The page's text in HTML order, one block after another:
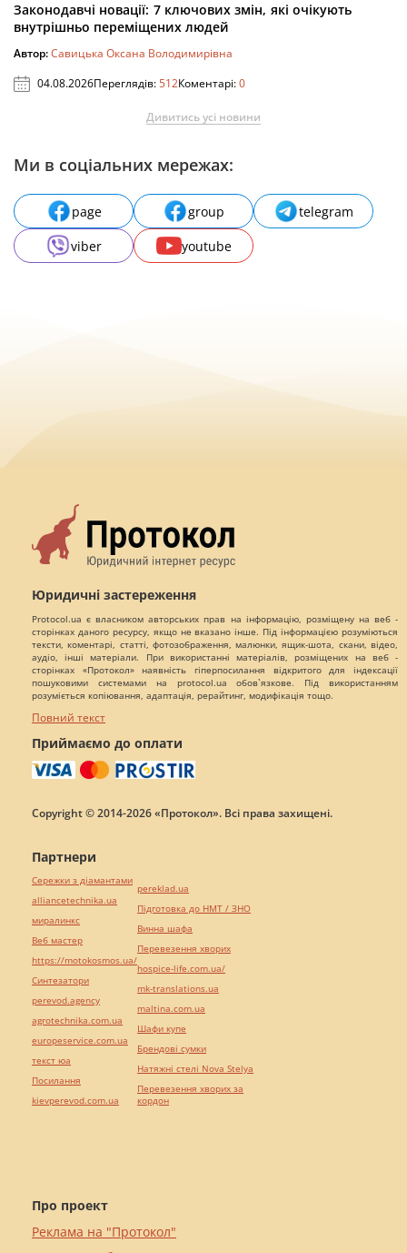
Законодавчі новації: 7 ключових змін, які очікують
внутрішньо переміщених людей
Автор:Савицька Оксана Володимирівна
04.08.2026Переглядів:512Коментарі:0
Дивитись усі новини
Ми в соціальних мережах:
page group
telegram
viber
youtube
Юридичні застереження
Protocol.ua є власником авторських прав на інформацію, розміщену на веб -
сторінках даного ресурсу, якщо не вказано інше. Під інформацією розуміються
тексти, коментарі, статті, фотозображення, малюнки, ящик-шота, скани, відео,
аудіо, інші матеріали. При використанні матеріалів, розміщених на веб -
сторінках «Протокол» наявність гіперпосилання відкритого для індексації
пошуковими системами на protocol.ua обов`язкове. Під використанням
розуміється копіювання, адаптація, рерайтинг, модифікація тощо.
Повний текст
Приймаємо до оплати
Copyright © 2014-2026 «Протокол». Всі права захищені.
Про проект
Реклама на "Протокол"
Партнери
Сережки з діамантами
alliancetechnika.ua
миралинкс
Веб мастер
https://motokosmos.ua/
Синтезатори
perevod.agency
agrotechnika.com.ua
europeservice.com.ua
текст юа
Посилання
kievperevod.com.ua
pereklad.ua
Підготовка до НМТ / ЗНО
Винна шафа
Перевезення хворих
hospice-life.com.ua/
mk-translations.ua
maltina.com.ua
Шафи купе
Брендові сумки
Натяжні стелі Nova Stelya
Перевезення хворих за
кордон